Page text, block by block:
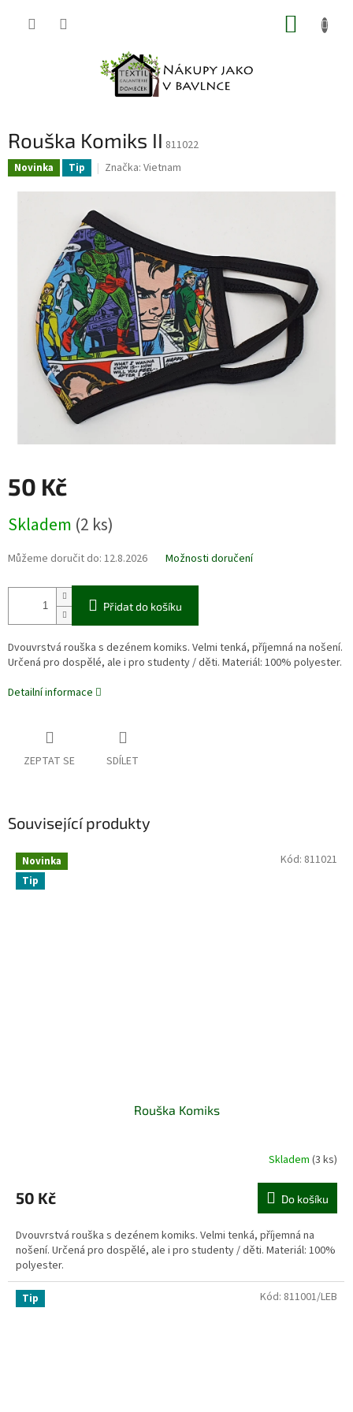
Rouška Komiks II 811022
Novinka Tip Značka: Vietnam
50 Kč
cena:
Skladem (2 ks)
Můžeme doručit do: 12.8.2026 Možnosti doručení
Přidat do košíku
Dvouvrstvá rouška s dezénem komiks. Velmi tenká, příjemná na nošení.
Určená pro dospělé, ale i pro studenty / děti. Materiál: 100% polyester.
Detailní informace
ZEPTAT SE SDÍLET
Související produkty
Novinka
Tip
Rouška Komiks
Skladem (3 ks)
50 Kč Do košíku
Dvouvrstvá rouška s dezénem komiks. Velmi tenká, příjemná na
nošení. Určená pro dospělé, ale i pro studenty / děti. Materiál: 100%
polyester.
Kód: 811021
Tip Kód: 811001/LEB